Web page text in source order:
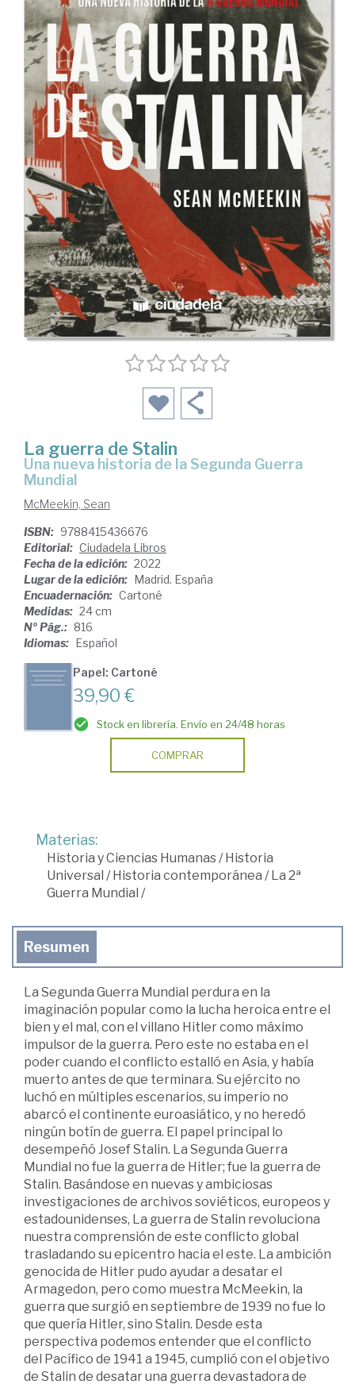
La guerra de Stalin
una nueva historia de la Segunda Guerra
Mundial
McMeekin, Sean
ISBN: 9788415436676
Editorial: Ciudadela Libros
Fecha de la edición: 2022
Lugar de la edición: Madrid. España
Encuadernación: Cartoné
Medidas: 24 cm
Nº Pág.: 816
Idiomas: Español
Papel: Cartoné
39,90 €
Stock en librería. Envío en 24/48 horas
COMPRAR
Materias:
Historia y Ciencias Humanas /Historia
Universal /Historia contemporánea /La 2ª
Guerra Mundial /
Resumen
La Segunda Guerra Mundial perdura en la
imaginación popular como la lucha heroica entre el
bien y el mal, con el villano Hitler como máximo
impulsor de la guerra. Pero este no estaba en el
poder cuando el conflicto estalló en Asia, y había
muerto antes de que terminara. Su ejército no
luchó en múltiples escenarios, su imperio no
abarcó el continente euroasiático, y no heredó
ningún botín de guerra. El papel principal lo
desempeñó Josef Stalin. La Segunda Guerra
Mundial no fue la guerra de Hitler; fue la guerra de
Stalin. Basándose en nuevas y ambiciosas
investigaciones de archivos soviéticos, europeos y
estadounidenses, La guerra de Stalin revoluciona
nuestra comprensión de este conflicto global
trasladando su epicentro hacia el este. La ambición
genocida de Hitler pudo ayudar a desatar el
Armagedon, pero como muestra McMeekin, la
guerra que surgió en septiembre de 1939 no fue lo
que quería Hitler, sino Stalin. Desde esta
perspectiva podemos entender que el conflicto
del Pacífico de 1941 a 1945, cumplió con el objetivo
de Stalin de desatar una guerra devastadora de